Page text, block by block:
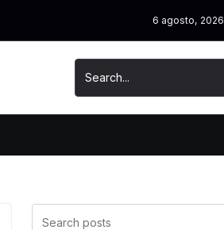
6 agosto, 2026